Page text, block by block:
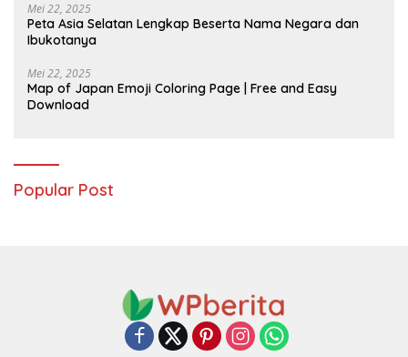
Mei 22, 2025
Peta Asia Selatan Lengkap Beserta Nama Negara dan
Ibukotanya
Mei 22, 2025
Map of Japan Emoji Coloring Page | Free and Easy
Download
Popular Post